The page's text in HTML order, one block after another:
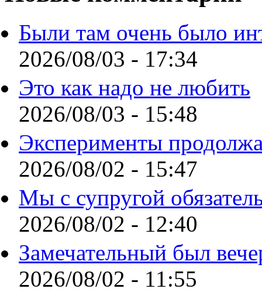
Были там очень было
2026/08/03 - 17:34
Это как надо не любить
2026/08/03 - 15:48
Эксперименты
2026/08/02 - 15:47
Мы с супругой
2026/08/02 - 12:40
Замечательный был
2026/08/02 - 11:55